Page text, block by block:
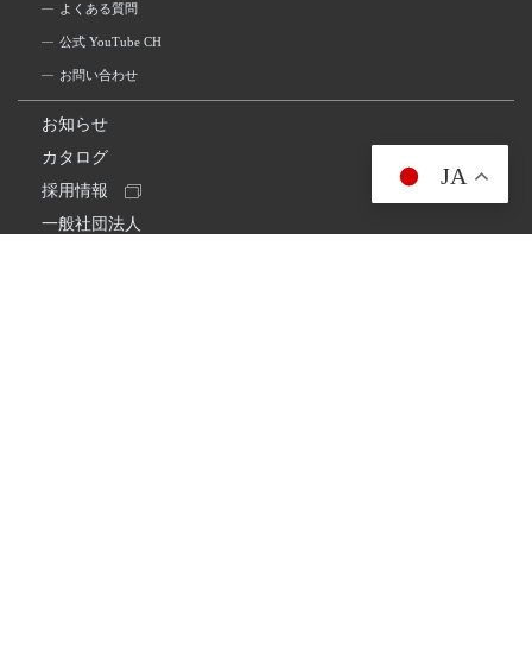
よくある質問
公式 YouTube CH
お問い合わせ
お知らせ
カタログ
採用情報
一般社団法人
JA